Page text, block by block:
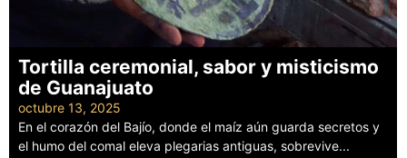
Tortilla ceremonial, sabor y misticismo
de Guanajuato
octubre 13, 2025
En el corazón del Bajío, donde el maíz aún guarda secretos y
el humo del comal eleva plegarias antiguas, sobrevive...